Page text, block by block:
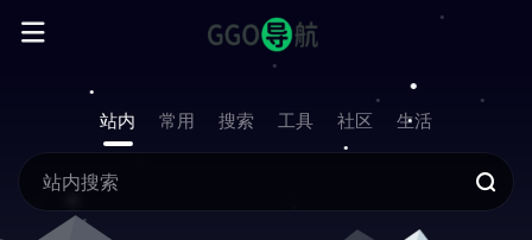
站内 常用 搜索 工具 社区 生活